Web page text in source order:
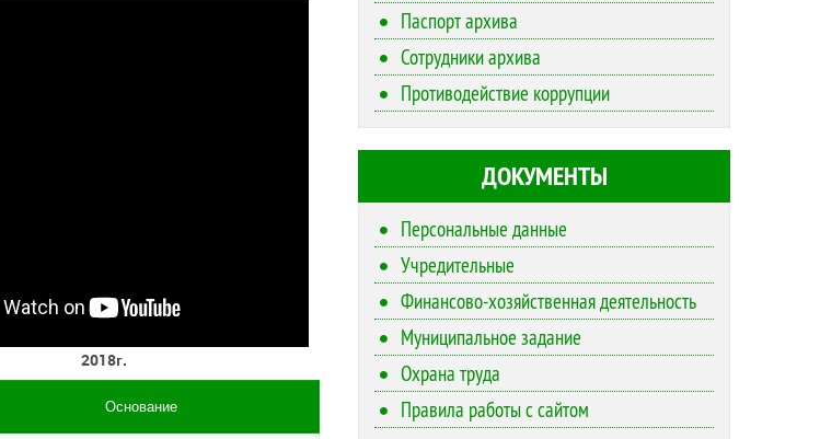
2018г.
Основание
Паспорт архива
Сотрудники архива
Противодействие коррупции
ДОКУМЕНТЫ
Персональные данные
Учредительные
Финансово-хозяйственная деятельность
Муниципальное задание
Охрана труда
Правила работы с сайтом